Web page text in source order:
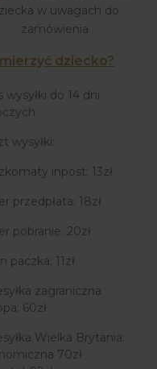
w uwagach do
zamówienia
dziecko?
wysyłki do 14 dni
wysyłki:
inpost: 13zł
przedpłata: 18zł
pobranie: 20zł
paczka: 11zł
zagraniczna
60zł
Wielka Brytania:
70zł